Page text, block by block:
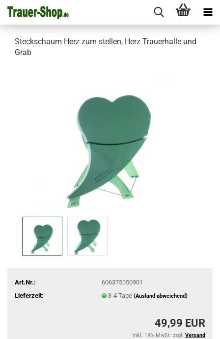
Steckschaum Herz zum stellen, Herz Trauerhalle und
Grab
Art.Nr.:
606375050901
Lieferzeit:
3-4 Tage (Ausland abweichend)
49,99 EUR
inkl. 19% MwSt. zzgl. Versand